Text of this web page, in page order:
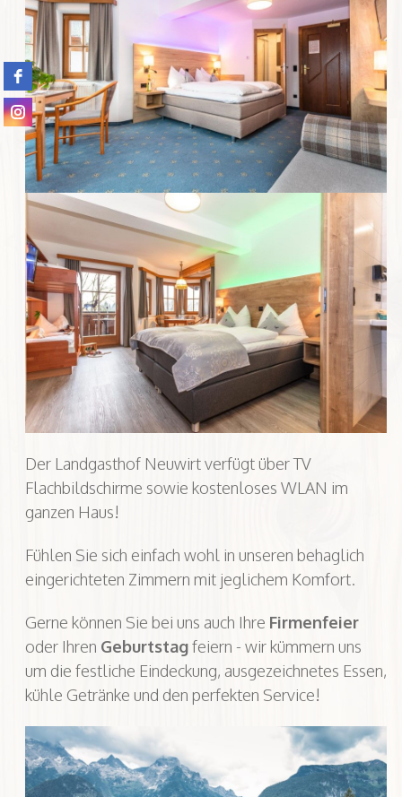
Der Landgasthof Neuwirt verfügt über TV
Flachbildschirme sowie kostenloses WLAN im
ganzen Haus!
Fühlen Sie sich einfach wohl in unseren behaglich
eingerichteten Zimmern mit jeglichem Komfort.
Gerne können Sie bei uns auch Ihre Firmenfeier
oder Ihren Geburtstagfeiern - wir kümmern uns
um die festliche Eindeckung, ausgezeichnetes Essen,
kühle Getränke und den perfekten Service!